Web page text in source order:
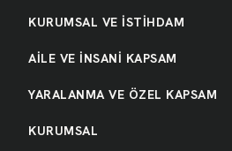
KURUMSAL VE İSTİHDAM
AİLE VE İNSANİ KAPSAM
YARALANMA VE ÖZEL KAPSAM
KURUMSAL